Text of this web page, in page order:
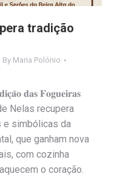
tradição
By Maria Polónio
𝐝𝐚𝐬 𝐅𝐨𝐠𝐮𝐞𝐢𝐫𝐚𝐬
Nelas recupera
e simbólicas da
que ganham nova
com cozinha
o coração.